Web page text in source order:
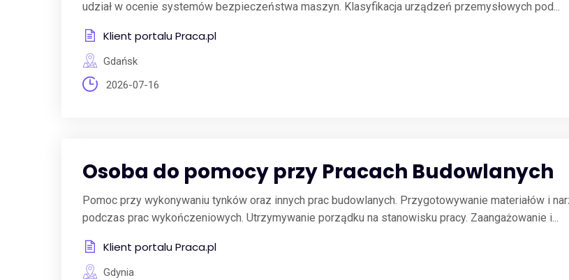
udział w ocenie systemów bezpieczeństwa maszyn. Klasyfikacja urządzeń przemysłowych pod...
Klient portalu Praca.pl
Gdańsk
2026-07-16
Osoba do pomocy przy Pracach Budowlanych
Pomoc przy wykonywaniu tynków oraz innych prac budowlanych. Przygotowywanie materiałów i
podczas prac wykończeniowych. Utrzymywanie porządku na stanowisku pracy. Zaangażowanie i...
Klient portalu Praca.pl
Gdynia